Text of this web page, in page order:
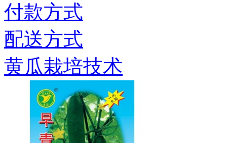
付款方式
配送方式
黄瓜栽培技术